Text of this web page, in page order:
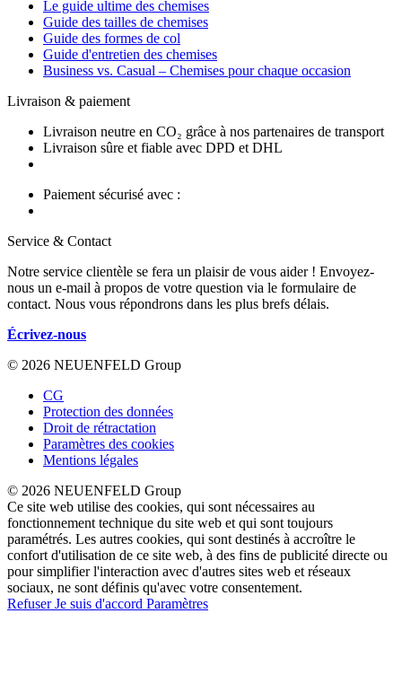
Le guide ultime des chemises
Guide des tailles de chemises
Guide des formes de col
Guide d'entretien des chemises
Business vs. Casual – Chemises pour chaque occasion
Livraison & paiement
Livraison neutre en CO₂ grâce à nos partenaires de transport
Livraison sûre et fiable avec DPD et DHL
Paiement sécurisé avec :
Service & Contact
Notre service clientèle se fera un plaisir de vous aider ! Envoyez-
nous un e-mail à propos de votre question via le formulaire de
contact. Nous vous répondrons dans les plus brefs délais.
Écrivez-nous
© 2026 NEUENFELD Group
CG
Protection des données
Droit de rétractation
Paramètres des cookies
Mentions légales
© 2026 NEUENFELD Group
Ce site web utilise des cookies, qui sont nécessaires au
fonctionnement technique du site web et qui sont toujours
paramétrés. Les autres cookies, qui sont destinés à accroître le
confort d'utilisation de ce site web, à des fins de publicité directe ou
pour simplifier l'interaction avec d'autres sites web et réseaux
sociaux, ne sont définis qu'avec votre consentement.
RefuserJe suis d'accord Paramètres